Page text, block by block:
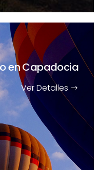
en Capadocia
Ver Detalles